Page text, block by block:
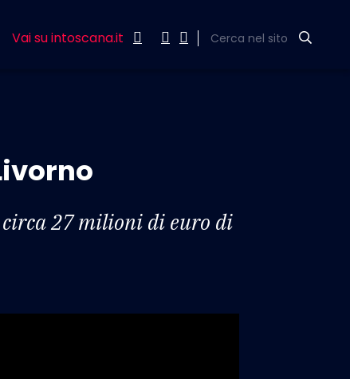
Vai su intoscana.it Cerca nel sito
circa 27 milioni di euro di